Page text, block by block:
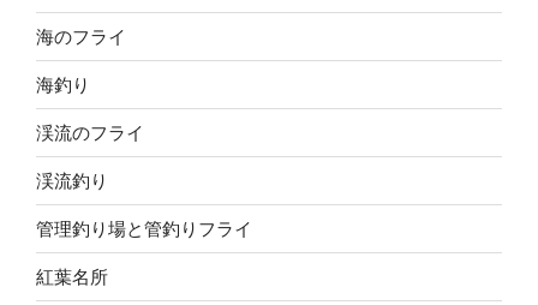
海のフライ
海釣り
渓流のフライ
渓流釣り
管理釣り場と管釣りフライ
紅葉名所